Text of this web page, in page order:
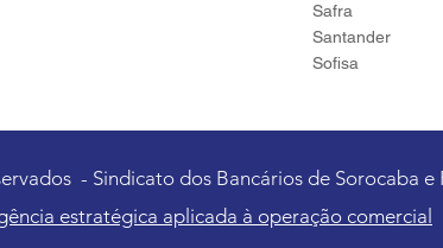
Safra
Santander
Sofisa
- Sindicato dos Bancários de Sorocaba
estratégica aplicada à operação comercial